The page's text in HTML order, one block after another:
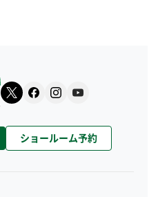
ショールーム予約